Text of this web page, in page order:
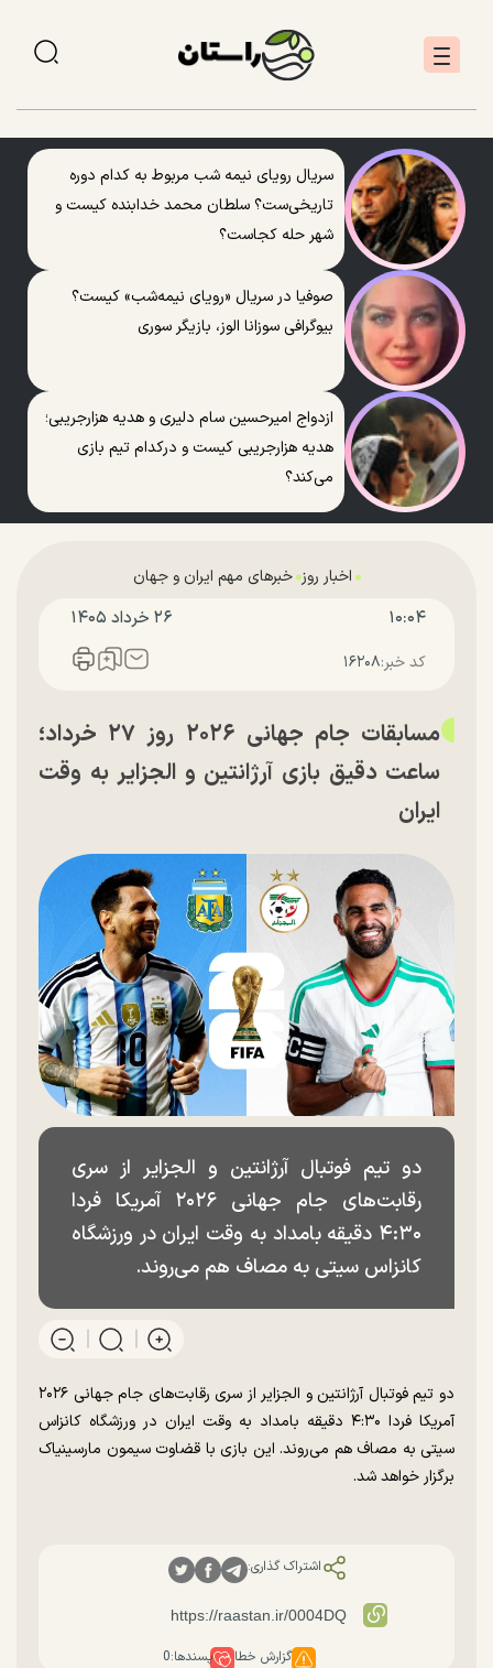
سریال رویای نیمه شب مربوط به کدام دوره
تاریخی‌ست؟ سلطان محمد خدابنده کیست و
شهر حله کجاست؟
صوفیا در سریال «رویای نیمه‌شب» کیست؟
بیوگرافی سوزانا الوز، بازیگر سوری
ازدواج امیرحسین سام دلیری و هدیه هزارجریبی؛
هدیه هزارجریبی کیست و درکدام تیم بازی
می‌کند؟
اخبار روز خبرهای مهم ایران و جهان
۱۰:۰۴ ۲۶ خرداد ۱۴۰۵
کد خبر:۱۶۲۰۸
مسابقات جام جهانی ۲۰۲۶ روز ۲۷ خرداد؛
ساعت دقیق بازی آرژانتین و الجزایر به وقت
ایران
دو تیم فوتبال آرژانتین و الجزایر از سری
رقابت‌های جام جهانی ۲۰۲۶ آمریکا فردا
۴:۳۰ دقیقه بامداد به وقت ایران در ورزشگاه
کانزاس سیتی به مصاف هم می‌روند.
دو تیم فوتبال آرژانتین و الجزایر از سری رقابت‌های جام جهانی ۲۰۲۶
آمریکا فردا ۴:۳۰ دقیقه بامداد به وقت ایران در ورزشگاه کانزاس
سیتی به مصاف هم می‌روند. این بازی با قضاوت سیمون مارسینیاک
برگزار خواهد شد.
اشتراک گذاری:
گزارش خطا پسندها:0